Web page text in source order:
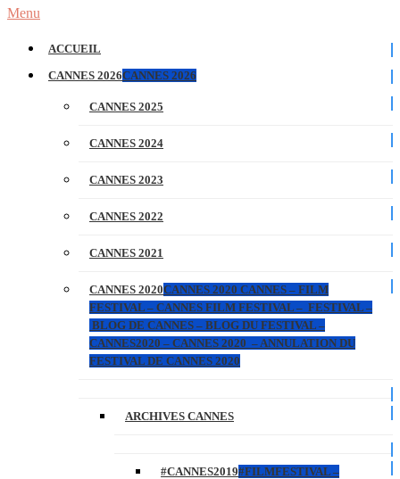
Menu
ACCUEIL
CANNES 2026CANNES 2026
CANNES 2025
CANNES 2024
CANNES 2023
CANNES 2022
CANNES 2021
CANNES 2020CANNES 2020 CANNES – FILM
FESTIVAL – CANNES FILM FESTIVAL – FESTIVAL –
BLOG DE CANNES – BLOG DU FESTIVAL –
CANNES2020 – CANNES 2020 – ANNULATION DU
FESTIVAL DE CANNES 2020
ARCHIVES CANNES
#CANNES2019#FILMFESTIVAL –